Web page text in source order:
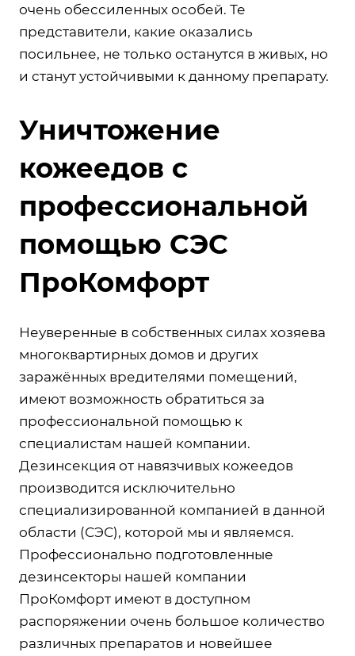
очень обессиленных особей. Те
представители, какие оказались
посильнее, не только останутся в живых, но
и станут устойчивыми к данному препарату.
Уничтожение
кожеедов с
профессиональной
помощью СЭС
ПроКомфорт
Неуверенные в собственных силах хозяева
многоквартирных домов и других
заражённых вредителями помещений,
имеют возможность обратиться за
профессиональной помощью к
специалистам нашей компании.
Дезинсекция от навязчивых кожеедов
производится исключительно
специализированной компанией в данной
области (СЭС), которой мы и являемся.
Профессионально подготовленные
дезинсекторы нашей компании
ПроКомфорт имеют в доступном
распоряжении очень большое количество
различных препаратов и новейшее